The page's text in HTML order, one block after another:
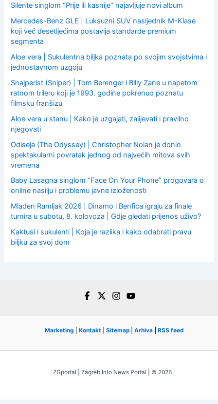
Silente singlom “Prije ili kasnije” najavljuje novi album
Mercedes-Benz GLE | Luksuzni SUV nasljednik M-Klase
koji već desetljećima postavlja standarde premium
segmenta
Aloe vera | Sukulentna biljka poznata po svojim svojstvima i
jednostavnom uzgoju
Snajperist (Sniper) | Tom Berenger i Billy Zane u napetom
ratnom trileru koji je 1993. godine pokrenuo poznatu
filmsku franšizu
Aloe vera u stanu | Kako je uzgajati, zalijevati i pravilno
njegovati
Odiseja (The Odyssey) | Christopher Nolan je donio
spektakularni povratak jednog od najvećih mitova svih
vremena
Baby Lasagna singlom “Face On Your Phone” progovara o
online nasilju i problemu javne izloženosti
Mladen Ramljak 2026 | Dinamo i Benfica igraju za finale
turnira u subotu, 8. kolovoza | Gdje gledati prijenos uživo?
Kaktusi i sukulenti | Koja je razlika i kako odabrati pravu
biljku za svoj dom
Marketing Kontakt Sitemap Arhiva RSS feed
ZGportal | Zagreb Info News Portal | © 2026